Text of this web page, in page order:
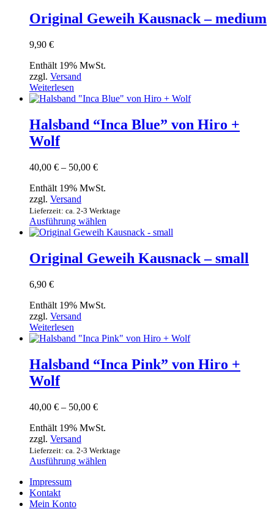
Original Geweih Kausnack – medium
9,90 €
Enthält 19% MwSt.
zzgl. Versand
Weiterlesen
Halsband “Inca Blue” von Hiro +
Wolf
40,00 € – 50,00 €Preisspanne:
bis
Enthält 19% MwSt.
zzgl. Versand
Lieferzeit: ca. 2-3 Werktage
Ausführung wählen
Produkt
mehrere
Varianten
Produktseite
werden
Original Geweih Kausnack – small
6,90 €
Enthält 19% MwSt.
zzgl. Versand
Weiterlesen
Halsband “Inca Pink” von Hiro +
Wolf
40,00 € – 50,00 €Preisspanne:
bis
Enthält 19% MwSt.
zzgl. Versand
Lieferzeit: ca. 2-3 Werktage
Ausführung wählen
Impressum
Kontakt
Mein Konto